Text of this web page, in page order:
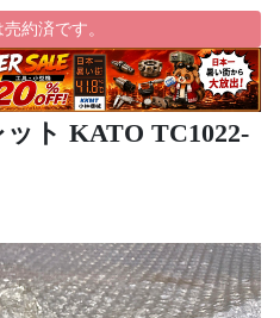
約済です。
ト KATO TC1022-